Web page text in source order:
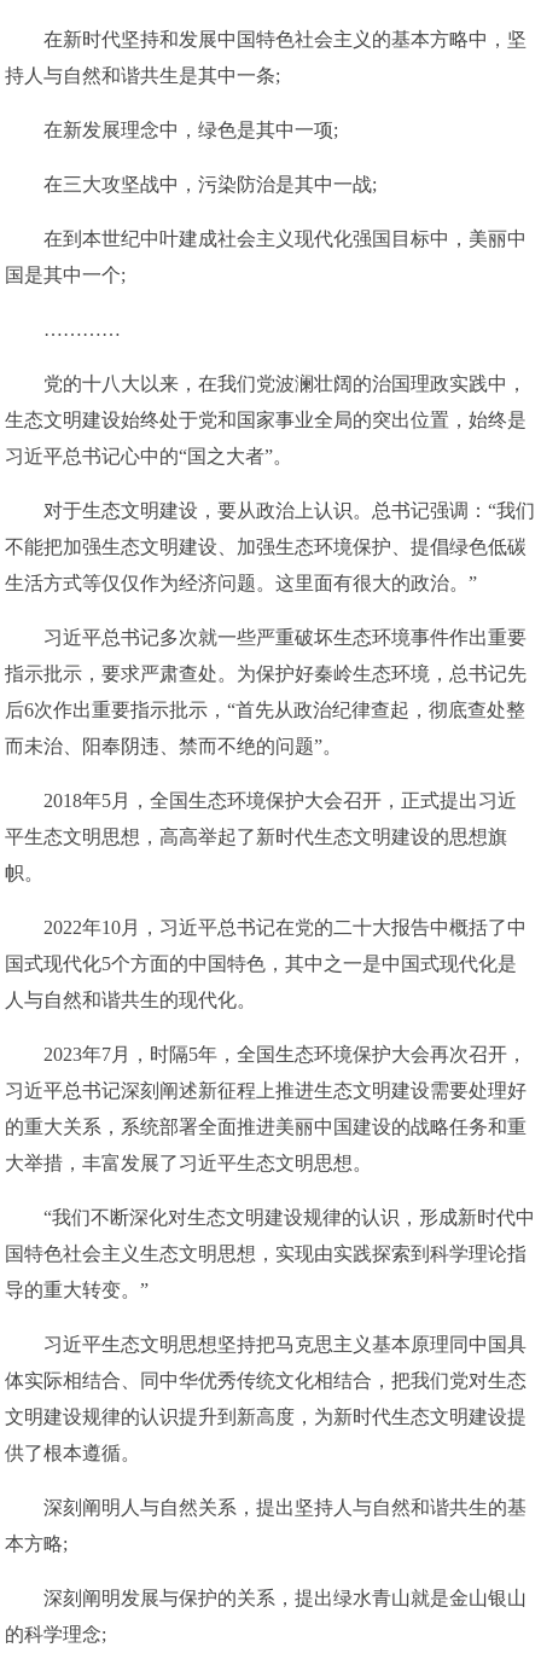
在新时代坚持和发展中国特色社会主义的基本方略中，坚
持人与自然和谐共生是其中一条;
在新发展理念中，绿色是其中一项;
在三大攻坚战中，污染防治是其中一战;
在到本世纪中叶建成社会主义现代化强国目标中，美丽中
国是其中一个;
…………
党的十八大以来，在我们党波澜壮阔的治国理政实践中，
生态文明建设始终处于党和国家事业全局的突出位置，始终是
习近平总书记心中的“国之大者”。
对于生态文明建设，要从政治上认识。总书记强调：“我们
不能把加强生态文明建设、加强生态环境保护、提倡绿色低碳
生活方式等仅仅作为经济问题。这里面有很大的政治。”
习近平总书记多次就一些严重破坏生态环境事件作出重要
指示批示，要求严肃查处。为保护好秦岭生态环境，总书记先
后6次作出重要指示批示，“首先从政治纪律查起，彻底查处整
而未治、阳奉阴违、禁而不绝的问题”。
2018年5月，全国生态环境保护大会召开，正式提出习近
平生态文明思想，高高举起了新时代生态文明建设的思想旗
帜。
2022年10月，习近平总书记在党的二十大报告中概括了中
国式现代化5个方面的中国特色，其中之一是中国式现代化是
人与自然和谐共生的现代化。
2023年7月，时隔5年，全国生态环境保护大会再次召开，
习近平总书记深刻阐述新征程上推进生态文明建设需要处理好
的重大关系，系统部署全面推进美丽中国建设的战略任务和重
大举措，丰富发展了习近平生态文明思想。
“我们不断深化对生态文明建设规律的认识，形成新时代中
国特色社会主义生态文明思想，实现由实践探索到科学理论指
导的重大转变。”
习近平生态文明思想坚持把马克思主义基本原理同中国具
体实际相结合、同中华优秀传统文化相结合，把我们党对生态
文明建设规律的认识提升到新高度，为新时代生态文明建设提
供了根本遵循。
深刻阐明人与自然关系，提出坚持人与自然和谐共生的基
本方略;
深刻阐明发展与保护的关系，提出绿水青山就是金山银山
的科学理念;